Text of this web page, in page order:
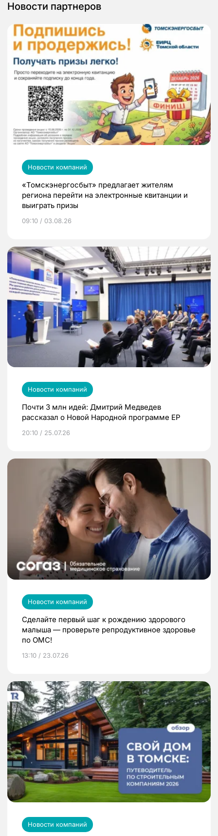
Новости партнеров
Новости компаний
«Томскэнергосбыт» предлагает жителям
региона перейти на электронные квитанции и
выиграть призы
09:10 / 03.08.26
Новости компаний
Почти 3 млн идей: Дмитрий Медведев
рассказал о Новой Народной программе ЕР
20:10 / 25.07.26
Новости компаний
Сделайте первый шаг к рождению здорового
малыша — проверьте репродуктивное здоровье
по ОМС!
13:10 / 23.07.26
Новости компаний